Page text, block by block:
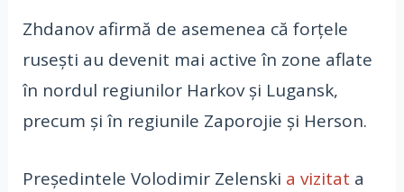
Zhdanov afirmă de asemenea că forțele
rusești au devenit mai active în zone aflate
în nordul regiunilor Harkov și Lugansk,
precum și în regiunile Zaporojie și Herson.
Președintele Volodimir Zelenski a vizitat a